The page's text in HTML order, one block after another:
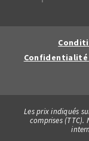
Les prix indiqués
comprises (TTC).